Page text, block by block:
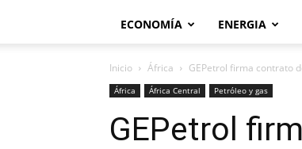
ECONOMÍA ENERGIA
Inicio África GEPetrol firma contrato
África África Central Petróleo y gas
GEPetrol